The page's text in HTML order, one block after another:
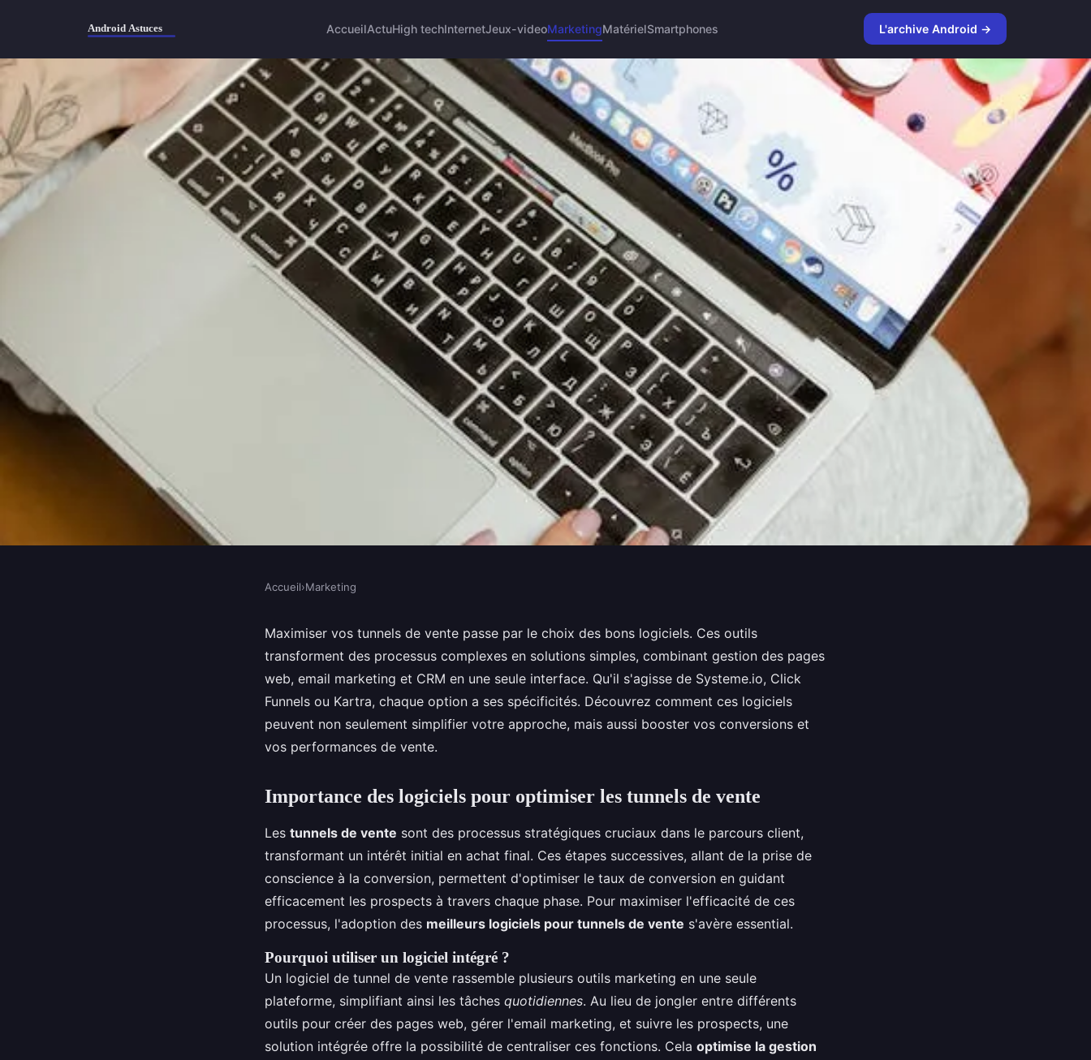
AccueilActuHigh techInternetJeux-videoMarketingMatérielSmartphones L'archive Android →
Les logiciels indispensables pour
maximiser vos tunnels de vente
Accueil›Marketing
Maximiser vos tunnels de vente passe par le choix des bons logiciels. Ces outils
transforment des processus complexes en solutions simples, combinant gestion des pages
web, email marketing et CRM en une seule interface. Qu'il s'agisse de Systeme.io, Click
Funnels ou Kartra, chaque option a ses spécificités. Découvrez comment ces logiciels
peuvent non seulement simplifier votre approche, mais aussi booster vos conversions et
vos performances de vente.
Importance des logiciels pour optimiser les tunnels de vente
Les tunnels de vente sont des processus stratégiques cruciaux dans le parcours client,
transformant un intérêt initial en achat final. Ces étapes successives, allant de la prise de
conscience à la conversion, permettent d'optimiser le taux de conversion en guidant
efficacement les prospects à travers chaque phase. Pour maximiser l'efficacité de ces
processus, l'adoption des meilleurs logiciels pour tunnels de vente s'avère essential.
Pourquoi utiliser un logiciel intégré ?
Un logiciel de tunnel de vente rassemble plusieurs outils marketing en une seule
plateforme, simplifiant ainsi les tâches quotidiennes. Au lieu de jongler entre différents
outils pour créer des pages web, gérer l'email marketing, et suivre les prospects, une
solution intégrée offre la possibilité de centraliser ces fonctions. Cela optimise la gestion